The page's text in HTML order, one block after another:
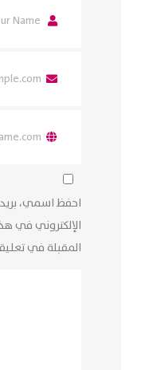
احفظ اسمي،
الإلكتروني في
المقبلة في